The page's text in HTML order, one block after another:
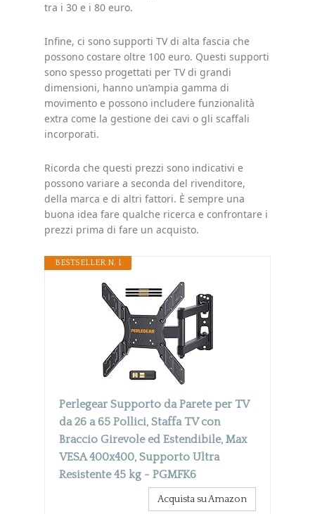
tra i 30 e i 80 euro.
Infine, ci sono supporti TV di alta fascia che
possono costare oltre 100 euro. Questi supporti
sono spesso progettati per TV di grandi
dimensioni, hanno un’ampia gamma di
movimento e possono includere funzionalità
extra come la gestione dei cavi o gli scaffali
incorporati.
Ricorda che questi prezzi sono indicativi e
possono variare a seconda del rivenditore,
della marca e di altri fattori. È sempre una
buona idea fare qualche ricerca e confrontare i
prezzi prima di fare un acquisto.
BESTSELLER N. 1
Perlegear Supporto da Parete per TV
da 26 a 65 Pollici, Staffa TV con
Braccio Girevole ed Estendibile, Max
VESA 400x400, Supporto Ultra
Resistente 45 kg - PGMFK6
Acquista su Amazon